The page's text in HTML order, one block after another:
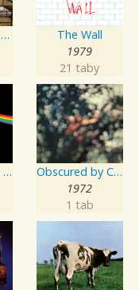
A Momentary Lapse of Reason
The Wall
1979
21 taby
The Dark Side of the Moon
Obscured by Clouds
1972
1 tab